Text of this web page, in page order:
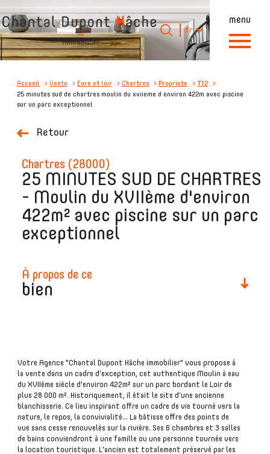
menu
Langue
fr
Accueil
0
Langue
fr
Accueil Vente Eure et loir Chartres Propriete
T12
25 minutes sud de chartres moulin du xviieme d environ 422m avec piscine
sur un parc exceptionnel
Retour
chartres (28000)
25 MINUTES SUD DE CHARTRES
- Moulin du XVIIème d'environ
422m² avec piscine sur un parc
exceptionnel
à propos de ce
bien
plus d'informations
financières
plus de
Votre Agence "Chantal Dupont Hâche immobilier" vous propose à
la vente dans un cadre d'exception, cet authentique Moulin à eau
du XVIIème siècle d'environ 422m² sur un parc bordant le Loir de
plus 28 000 m². Historiquement, il était le site d'une ancienne
blanchisserie. Ce lieu inspirant offre un cadre de vie tourné vers la
nature, le repos, la convivialité... La bâtisse offre des points de
vue sans cesse renouvelés sur la rivière. Ses 6 chambres et 3 salles
de bains conviendront à une famille ou une personne tournée vers
la location touristique. L'ancien est totalement préservé par les